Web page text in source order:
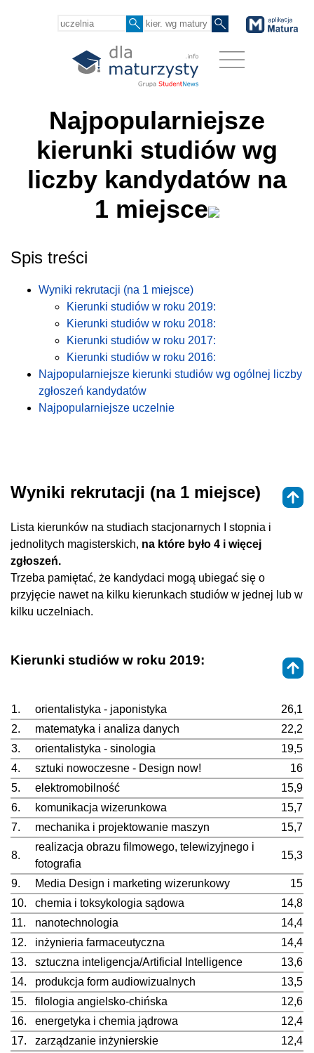
Najpopularniejsze
kierunki studiów wg
liczby kandydatów na
1 miejsce
Spis treści
Wyniki rekrutacji (na 1 miejsce)
Kierunki studiów w roku 2019:
Kierunki studiów w roku 2018:
Kierunki studiów w roku 2017:
Kierunki studiów w roku 2016:
Najpopularniejsze kierunki studiów wg ogólnej liczby
zgłoszeń kandydatów
Najpopularniejsze uczelnie
Wyniki rekrutacji (na 1 miejsce)
Lista kierunków na studiach stacjonarnych I stopnia i
jednolitych magisterskich, na które było 4 i więcej
zgłoszeń.
Trzeba pamiętać, że kandydaci mogą ubiegać się o
przyjęcie nawet na kilku kierunkach studiów w jednej lub w
kilku uczelniach.
Kierunki studiów w roku 2019:
1. orientalistyka - japonistyka
26,1
2.
matematyka i analiza danych
22,2
3.
orientalistyka - sinologia
19,5
4.
sztuki nowoczesne - Design now!
16
5.
elektromobilność
15,9
6.
komunikacja wizerunkowa
15,7
7.
mechanika i projektowanie maszyn 15,7
8.
realizacja obrazu filmowego, telewizyjnego i
fotografia
15,3
9. Media Design i marketing wizerunkowy
15
10.
chemia i toksykologia sądowa
14,8
11.
nanotechnologia
14,4
12.
inżynieria farmaceutyczna
14,4
13.
sztuczna inteligencja/Artificial Intelligence
13,6
14.
produkcja form audiowizualnych
13,5
15.
filologia angielsko-chińska
12,6
16.
energetyka i chemia jądrowa
12,4
17.
zarządzanie inżynierskie
12,4